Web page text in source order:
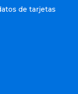
de tarjetas